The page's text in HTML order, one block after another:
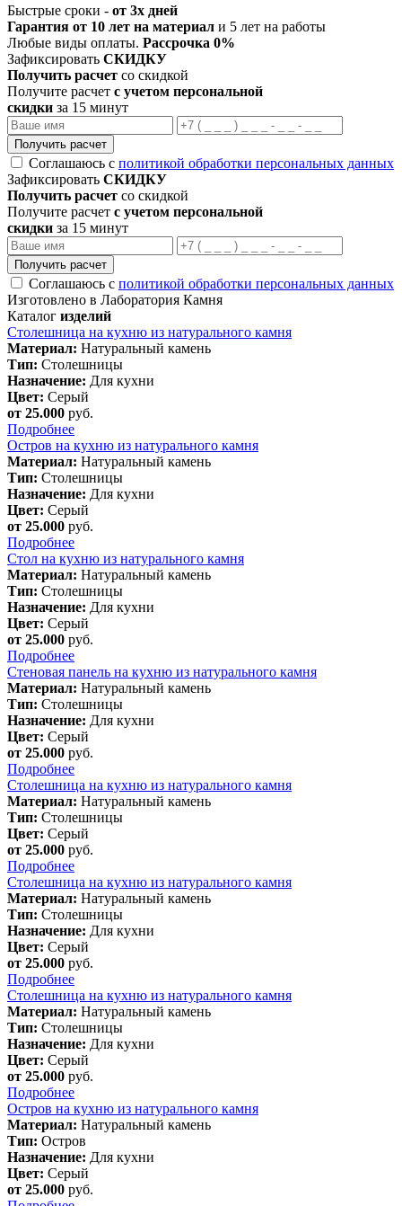
Быстрые сроки - от 3х дней
Гарантия от 10 лет на материал и 5 лет на работы
Любые виды оплаты. Рассрочка 0%
Зафиксировать СКИДКУ
Получить расчет со скидкой
Получите расчет с учетом персональной
скидки за 15 минут
Получить расчет
Соглашаюсь с политикой обработки персональных данных
Зафиксировать СКИДКУ
Получить расчет со скидкой
Получите расчет с учетом персональной
скидки за 15 минут
Получить расчет
Соглашаюсь с политикой обработки персональных данных
Изготовлено в Лаборатория Камня
Каталог изделий
Столешница на кухню из натурального камня
Материал: Натуральный камень
Тип: Столешницы
Назначение: Для кухни
Цвет: Серый
от 25.000 руб.
Подробнее
Остров на кухню из натурального камня
Материал: Натуральный камень
Тип: Столешницы
Назначение: Для кухни
Цвет: Серый
от 25.000 руб.
Подробнее
Стол на кухню из натурального камня
Материал: Натуральный камень
Тип: Столешницы
Назначение: Для кухни
Цвет: Серый
от 25.000 руб.
Подробнее
Стеновая панель на кухню из натурального камня
Материал: Натуральный камень
Тип: Столешницы
Назначение: Для кухни
Цвет: Серый
от 25.000 руб.
Подробнее
Столешница на кухню из натурального камня
Материал: Натуральный камень
Тип: Столешницы
Цвет: Серый
от 25.000 руб.
Подробнее
Столешница на кухню из натурального камня
Материал: Натуральный камень
Тип: Столешницы
Назначение: Для кухни
Цвет: Серый
от 25.000 руб.
Подробнее
Столешница на кухню из натурального камня
Материал: Натуральный камень
Тип: Столешницы
Назначение: Для кухни
Цвет: Серый
от 25.000 руб.
Подробнее
Остров на кухню из натурального камня
Материал: Натуральный камень
Тип: Остров
Назначение: Для кухни
Цвет: Серый
от 25.000 руб.